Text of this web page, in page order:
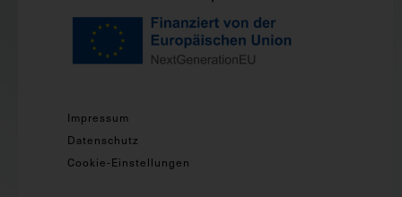
Impressum
Datenschutz
Cookie-Einstellungen